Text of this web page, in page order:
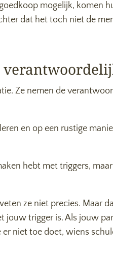
mogelijk, komen
dat het toch niet de
Ze nemen de
en op een rustige
hebt met triggers,
ze niet precies. Maar
jouw trigger is. Als jouw
niet toe doet, wiens